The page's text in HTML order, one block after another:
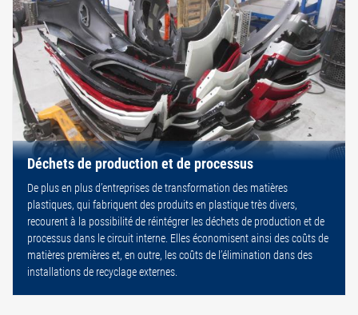
Déchets de production et de processus
De plus en plus d’entreprises de transformation des matières
plastiques, qui fabriquent des produits en plastique très divers,
recourent à la possibilité de réintégrer les déchets de production et de
processus dans le circuit interne. Elles économisent ainsi des coûts de
matières premières et, en outre, les coûts de l’élimination dans des
installations de recyclage externes.